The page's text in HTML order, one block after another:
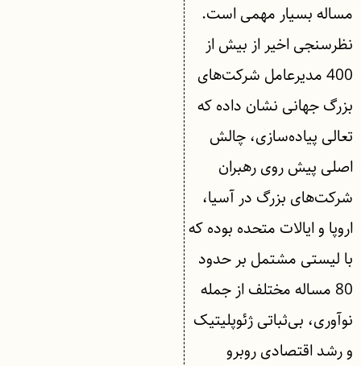
مساله بسیار مهمی است.
نظرسنجی اخیر از بیش از
400 مدیرعامل شرکت‌های
بزرگ جهانی نشان داده که
تعالی پیاده‌سازی، چالش
اصلی پیش روی رهبران
شرکت‌های بزرگ در آسیا‌،
اروپا و ایالات متحده بوده که
با لیستی مشتمل بر حدود
80 مساله مختلف از جمله
نوآوری، بی‌ثباتی ژئوپلیتیک
و رشد اقتصادی روبرو